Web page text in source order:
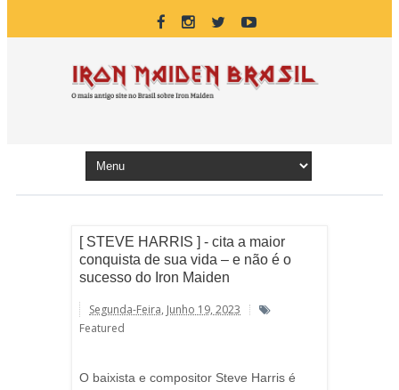
[ STEVE HARRIS ] - cita a maior
conquista de sua vida – e não é o
sucesso do Iron Maiden
Segunda-Feira, Junho 19, 2023
Featured
O baixista e compositor Steve Harris é